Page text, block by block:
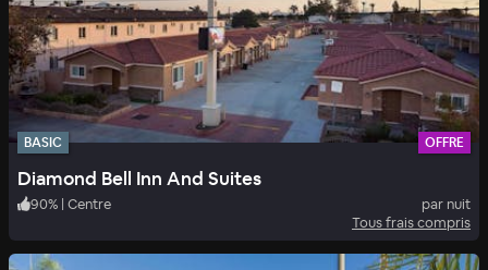
BASIC OFFRE
Diamond Bell Inn And Suites
90% | Centre
par nuit
Tous frais compris